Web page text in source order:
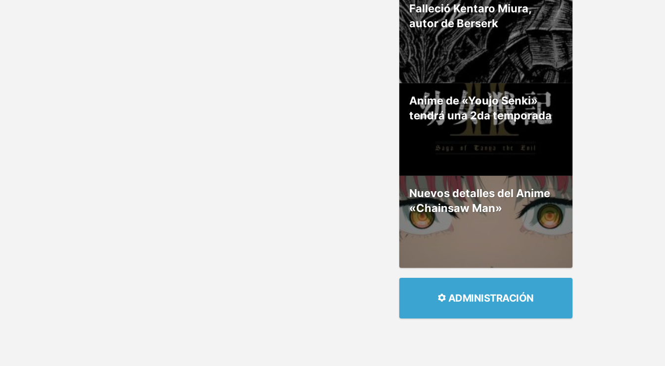
Falleció Kentaro Miura,
autor de Berserk
Anime de «Youjo Senki»
tendrá una 2da temporada
Nuevos detalles del Anime
«Chainsaw Man»
ADMINISTRACIÓN